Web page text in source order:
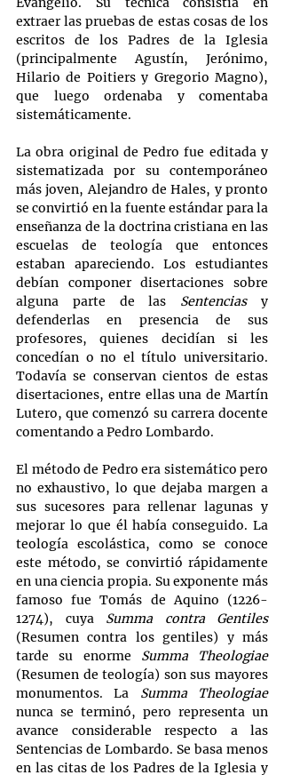
extraer las pruebas de estas cosas de los
escritos de los Padres de la Iglesia
(principalmente Agustín, Jerónimo,
Hilario de Poitiers y Gregorio Magno),
que luego ordenaba y comentaba
sistemáticamente.
La obra original de Pedro fue editada y
sistematizada por su contemporáneo
más joven, Alejandro de Hales, y pronto
se convirtió en la fuente estándar para la
enseñanza de la doctrina cristiana en las
escuelas de teología que entonces
estaban apareciendo. Los estudiantes
debían componer disertaciones sobre
alguna parte de las Sentencias y
defenderlas en presencia de sus
profesores, quienes decidían si les
concedían o no el título universitario.
Todavía se conservan cientos de estas
disertaciones, entre ellas una de Martín
Lutero, que comenzó su carrera docente
comentando a Pedro Lombardo.
El método de Pedro era sistemático pero
no exhaustivo, lo que dejaba margen a
sus sucesores para rellenar lagunas y
mejorar lo que él había conseguido. La
teología escolástica, como se conoce
este método, se convirtió rápidamente
en una ciencia propia. Su exponente más
famoso fue Tomás de Aquino (1226-
1274), cuya Summa contra Gentiles
(Resumen contra los gentiles) y más
tarde su enorme
Summa Theologiae
(Resumen de teología) son sus mayores
monumentos. La Summa Theologiae
nunca se terminó, pero representa un
avance considerable respecto a las
Sentencias de Lombardo. Se basa menos
en las citas de los Padres de la Iglesia y